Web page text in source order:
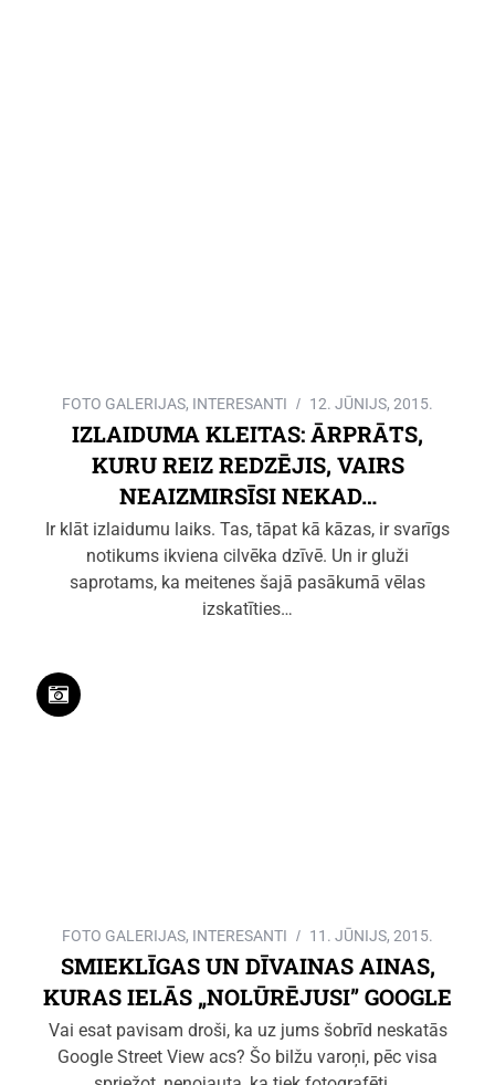
FOTO GALERIJAS, INTERESANTI 12. JŪNIJS, 2015.
IZLAIDUMA KLEITAS: ĀRPRĀTS,
KURU REIZ REDZĒJIS, VAIRS
NEAIZMIRSĪSI NEKAD…
Ir klāt izlaidumu laiks. Tas, tāpat kā kāzas, ir svarīgs
notikums ikviena cilvēka dzīvē. Un ir gluži
saprotams, ka meitenes šajā pasākumā vēlas
izskatīties…
FOTO GALERIJAS, INTERESANTI 11. JŪNIJS, 2015.
SMIEKLĪGAS UN DĪVAINAS AINAS,
KURAS IELĀS „NOLŪRĒJUSI” GOOGLE
Vai esat pavisam droši, ka uz jums šobrīd neskatās
Google Street View acs? Šo bilžu varoņi, pēc visa